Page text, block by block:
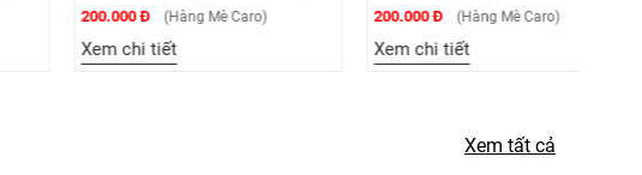
(Hàng Mè Caro)
Xem chi tiết
(Hàng Mè Caro)
Xem chi tiết
Xem tất cả